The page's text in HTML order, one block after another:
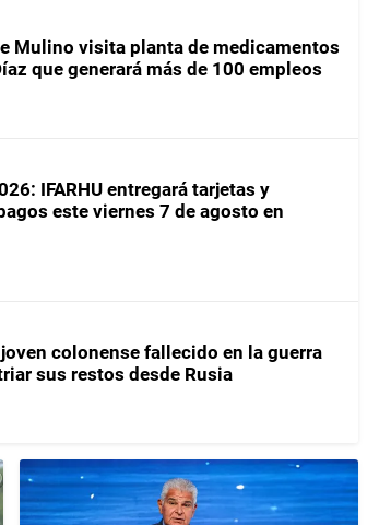
Mulino visita planta de medicamentos
que generará más de 100 empleos
IFARHU entregará tarjetas y
este viernes 7 de agosto en
colonense fallecido en la guerra
sus restos desde Rusia